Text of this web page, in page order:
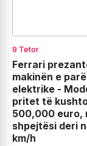
9 Tetor
Ferrari
makinën e parë
elektrike -
pritet të
500,000 euro,
shpejtësi deri
km/h